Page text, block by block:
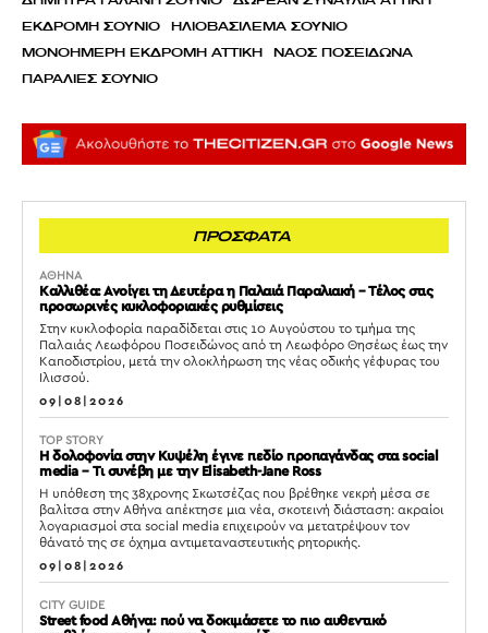
ΕΚΔΡΟΜΗ ΣΟΥΝΙΟ
ΗΛΙΟΒΑΣΙΛΕΜΑ ΣΟΥΝΙΟ
ΜΟΝΟΗΜΕΡΗ ΕΚΔΡΟΜΗ ΑΤΤΙΚΗ
ΝΑΟΣ ΠΟΣΕΙΔΩΝΑ
ΠΑΡΑΛΙΕΣ ΣΟΥΝΙΟ
ΠΡΟΣΦΑΤΑ
ΑΘΗΝΑ
Καλλιθέα: Ανοίγει τη Δευτέρα η Παλαιά Παραλιακή – Τέλος στις
προσωρινές κυκλοφοριακές ρυθμίσεις
Στην κυκλοφορία παραδίδεται στις 10 Αυγούστου το τμήμα της
Παλαιάς Λεωφόρου Ποσειδώνος από τη Λεωφόρο Θησέως έως την
Καποδιστρίου, μετά την ολοκλήρωση της νέας οδικής γέφυρας του
Ιλισσού.
09|08|2026
TOP STORY
Η δολοφονία στην Κυψέλη έγινε πεδίο προπαγάνδας στα social
media – Τι συνέβη με την Elisabeth-Jane Ross
Η υπόθεση της 38χρονης Σκωτσέζας που βρέθηκε νεκρή μέσα σε
βαλίτσα στην Αθήνα απέκτησε μια νέα, σκοτεινή διάσταση: ακραίοι
λογαριασμοί στα social media επιχειρούν να μετατρέψουν τον
θάνατό της σε όχημα αντιμεταναστευτικής ρητορικής.
09|08|2026
CITY GUIDE
Street food Αθήνα: πού να δοκιμάσετε το πιο αυθεντικό